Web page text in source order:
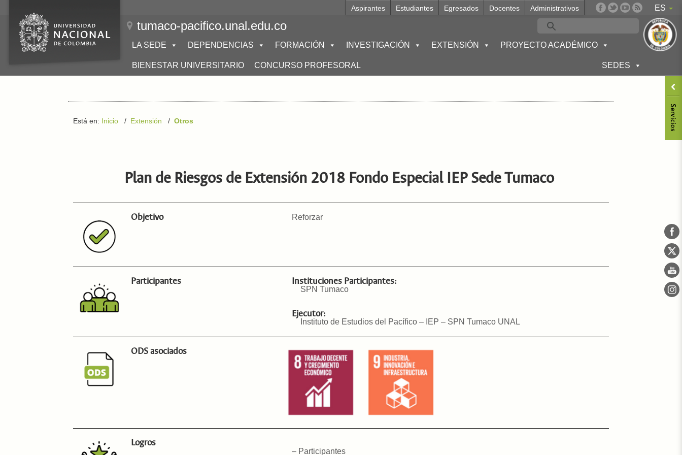
ES
Aspirantes Estudiantes Egresados Docentes Administrativos
tumaco-pacifico.unal.edu.co
LA SEDE DEPENDENCIAS FORMACIÓN INVESTIGACIÓN EXTENSIÓN PROYECTO ACADÉMICO
BIENESTAR UNIVERSITARIO CONCURSO PROFESORAL SEDES
Está en: Inicio / Extensión /Otros
Plan de Riesgos de Extensión 2018 Fondo Especial IEP Sede Tumaco
Objetivo Reforzar
Participantes Instituciones Participantes:
SPN Tumaco
Ejecutor:
Instituto de Estudios del Pacífico – IEP – SPN Tumaco UNAL
ODS asociados
Logros
– Participantes